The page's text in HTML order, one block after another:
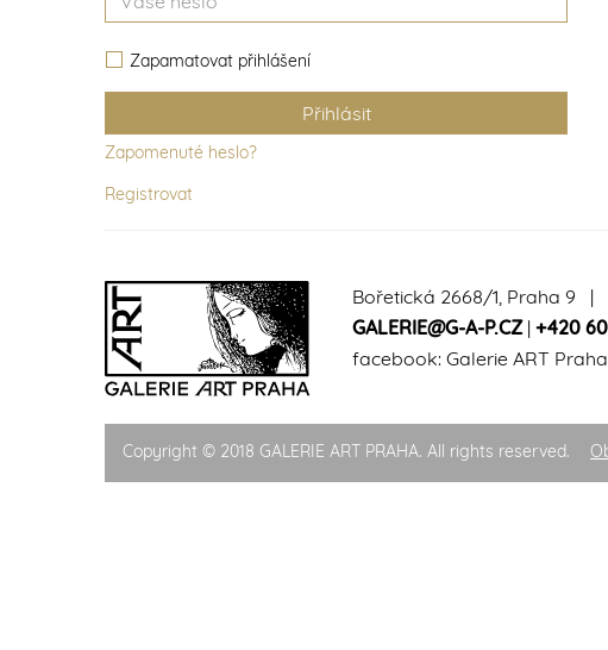
Zapamatovat přihlášení
Zapomenuté heslo?
Registrovat
Bořetická 2668/1, Praha 9 |
GALERIE@G-A-P.CZ| +420
facebook: Galerie ART Praha
Copyright © 2018 GALERIE ART PRAHA. All rights reserved.